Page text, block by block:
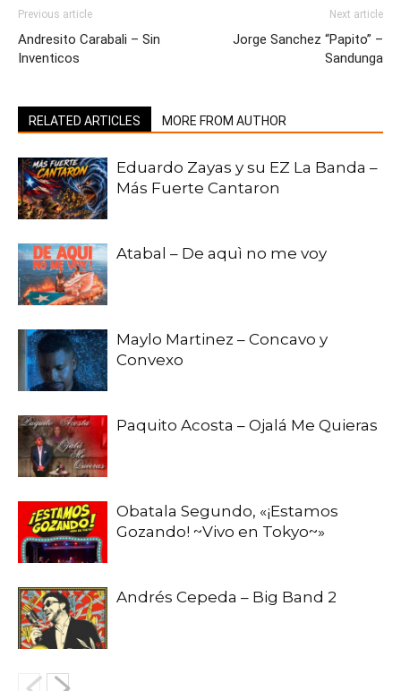
Previous article
Andresito Carabali – Sin
Inventicos
Next article
Jorge Sanchez “Papito” –
Sandunga
RELATED ARTICLES MORE FROM AUTHOR
Eduardo Zayas y su EZ La Banda –
Más Fuerte Cantaron
Atabal – De aquì no me voy
Maylo Martinez – Concavo y
Convexo
Paquito Acosta – Ojalá Me Quieras
Obatala Segundo, «¡Estamos
Gozando! ~Vivo en Tokyo~»
Andrés Cepeda – Big Band 2